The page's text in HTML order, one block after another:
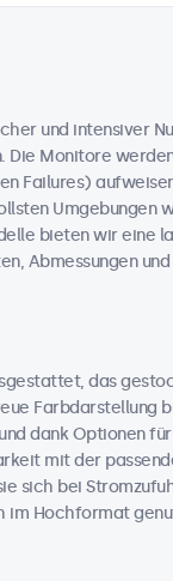
und intensiver
Die Monitore
Failures)
Umgebungen
bieten wir eine
Abmessungen und
das
Farbdarstellung
dank Optionen
mit der
sich bei
im Hochformat